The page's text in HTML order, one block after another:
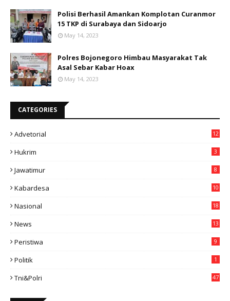
Polisi Berhasil Amankan Komplotan Curanmor
15 TKP di Surabaya dan Sidoarjo
May 14, 2023
Polres Bojonegoro Himbau Masyarakat Tak
Asal Sebar Kabar Hoax
May 14, 2023
CATEGORIES
Advetorial 12
Hukrim 3
Jawatimur 8
Kabardesa
10
Nasional
18
News
13
Peristiwa 9
Politik 1
Tni&polri 47